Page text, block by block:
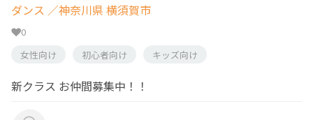
ダンス ／神奈川県 横須賀市
0
女性向け
初心者向け キッズ向け
新クラス お仲間募集中！！